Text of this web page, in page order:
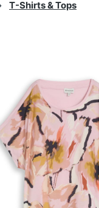
T-Shirts & Tops